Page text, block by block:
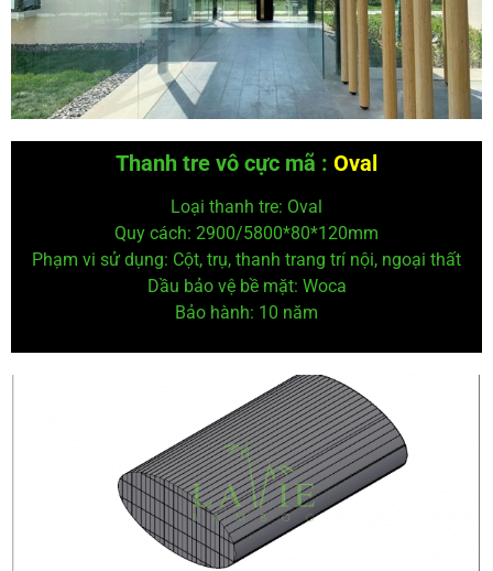
Thanh tre vô cực mã : Oval
Loại thanh tre: Oval
Quy cách: 2900/5800*80*120mm
Phạm vi sử dụng: Cột, trụ, thanh trang trí nội, ngoại thất
Dầu bảo vệbề mặt: Woca
Bảo hành: 10 năm